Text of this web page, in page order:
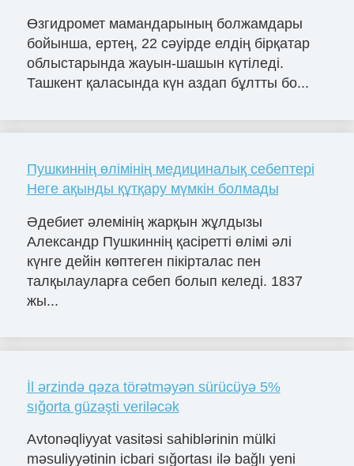
Өзгидромет мамандарының болжамдары
бойынша, ертең, 22 сәуірде елдің бірқатар
облыстарында жауын-шашын күтіледі.
Ташкент қаласында күн аздап бұлтты бо...
Пушкиннің өлімінің медициналық себептері
Неге ақынды құтқару мүмкін болмады
Әдебиет әлемінің жарқын жұлдызы
Александр Пушкиннің қасіретті өлімі әлі
күнге дейін көптеген пікірталас пен
талқылауларға себеп болып келеді. 1837
жы...
İl ərzində qəza törətməyən sürücüyə 5%
sığorta güzəşti veriləcək
Avtonəqliyyat vasitəsi sahiblərinin mülki
məsuliyyətinin icbari sığortası ilə bağlı yeni